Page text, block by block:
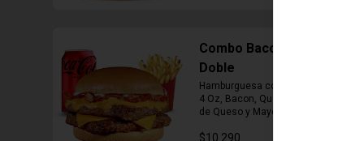
Combo Bacon Cheddar
Doble
Hamburguesa con Doble Carne de
4 Oz, Bacon, Queso Cheddar, Salsa
de Queso y Mayonesa, Papas Fritas
$10.290